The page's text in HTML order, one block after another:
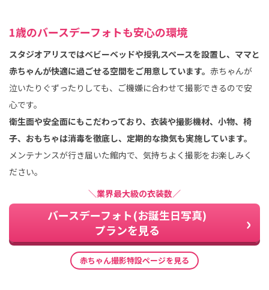
1歳のバースデーフォトも安心の環境
スタジオアリスではベビーベッドや授乳スペースを設置し、ママと
赤ちゃんが快適に過ごせる空間をご用意しています。 赤ちゃんが
泣いたりぐずったりしても、ご機嫌に合わせて撮影できるので安
心です。
衛生面や安全面にもこだわっており、衣装や撮影機材、小物、椅
子、おもちゃは消毒を徹底し、定期的な換気も実施しています。
メンテナンスが行き届いた館内で、気持ちよく撮影をお楽しみく
ださい。
＼業界最大級の衣装数／
バースデーフォト(お誕生日写真)
プランを見る
赤ちゃん撮影特設ページを見る